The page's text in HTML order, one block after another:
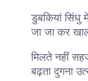
डुबकियां सिंधु
जा जा कर
मिलते नहीं
बढ़ता दुगना